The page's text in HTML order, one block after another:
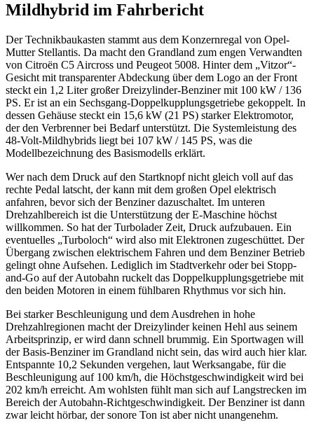
Mildhybrid im Fahrbericht
Der Technikbaukasten stammt aus dem Konzernregal von Opel-
Mutter Stellantis. Da macht den Grandland zum engen Verwandten
von Citroën C5 Aircross und Peugeot 5008. Hinter dem „Vitzor“-
Gesicht mit transparenter Abdeckung über dem Logo an der Front
steckt ein 1,2 Liter großer Dreizylinder-Benziner mit 100 kW / 136
PS. Er ist an ein Sechsgang-Doppelkupplungsgetriebe gekoppelt. In
dessen Gehäuse steckt ein 15,6 kW (21 PS) starker Elektromotor,
der den Verbrenner bei Bedarf unterstützt. Die Systemleistung des
48-Volt-Mildhybrids liegt bei 107 kW / 145 PS, was die
Modellbezeichnung des Basismodells erklärt.
Wer nach dem Druck auf den Startknopf nicht gleich voll auf das
rechte Pedal latscht, der kann mit dem großen Opel elektrisch
anfahren, bevor sich der Benziner dazuschaltet. Im unteren
Drehzahlbereich ist die Unterstützung der E-Maschine höchst
willkommen. So hat der Turbolader Zeit, Druck aufzubauen. Ein
eventuelles „Turboloch“ wird also mit Elektronen zugeschüttet. Der
Übergang zwischen elektrischem Fahren und dem Benziner Betrieb
gelingt ohne Aufsehen. Lediglich im Stadtverkehr oder bei Stopp-
and-Go auf der Autobahn ruckelt das Doppelkupplungsgetriebe mit
den beiden Motoren in einem fühlbaren Rhythmus vor sich hin.
Bei starker Beschleunigung und dem Ausdrehen in hohe
Drehzahlregionen macht der Dreizylinder keinen Hehl aus seinem
Arbeitsprinzip, er wird dann schnell brummig. Ein Sportwagen will
der Basis-Benziner im Grandland nicht sein, das wird auch hier klar.
Entspannte 10,2 Sekunden vergehen, laut Werksangabe, für die
Beschleunigung auf 100 km/h, die Höchstgeschwindigkeit wird bei
202 km/h erreicht. Am wohlsten fühlt man sich auf Langstrecken im
Bereich der Autobahn-Richtgeschwindigkeit. Der Benziner ist dann
zwar leicht hörbar, der sonore Ton ist aber nicht unangenehm.